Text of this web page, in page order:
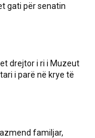
gati për senatin
drejtor i ri i Muzeut
i parë në krye të
familjar,